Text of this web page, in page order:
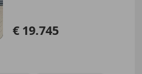
€ 19.745